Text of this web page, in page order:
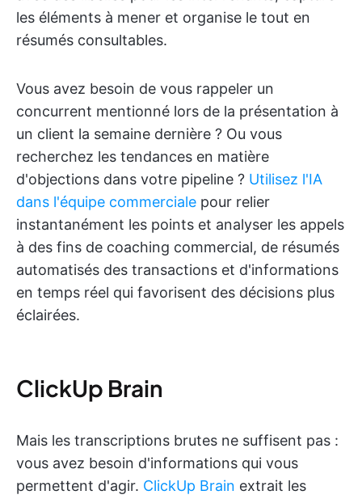
les éléments à mener et organise le tout en
résumés consultables.
Vous avez besoin de vous rappeler un
concurrent mentionné lors de la présentation à
un client la semaine dernière ? Ou vous
recherchez les tendances en matière
d'objections dans votre pipeline ? Utilisez l'IA
dans l'équipe commerciale pour relier
instantanément les points et analyser les appels
à des fins de coaching commercial, de résumés
automatisés des transactions et d'informations
en temps réel qui favorisent des décisions plus
éclairées.
ClickUp Brain
Mais les transcriptions brutes ne suffisent pas :
vous avez besoin d'informations qui vous
permettent d'agir. ClickUp Brain extrait les